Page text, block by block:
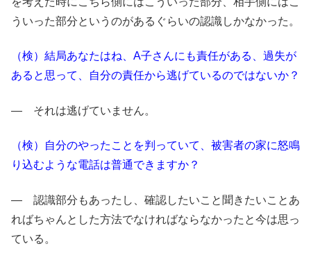
ういった部分というのがあるぐらいの認識しかなかった。
（検）結局あなたはね、A子さんにも責任がある、過失が
あると思って、自分の責任から逃げているのではないか？
― それは逃げていません。
（検）自分のやったことを判っていて、被害者の家に怒鳴
り込むような電話は普通できますか？
― 認識部分もあったし、確認したいこと聞きたいことあ
ればちゃんとした方法でなければならなかったと今は思っ
ている。